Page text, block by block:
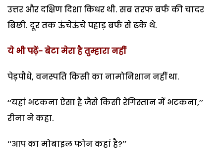
उत्तर और दक्षिण दिशा किधर थी. सब तरफ बर्फ की चादर
बिछी. दूर तक ऊंचेऊंचे पहाड़ बर्फ से ढके थे.
ये भी पढ़ें- बेटा मेरा है तुम्हारा नहीं
पेड़पौधे, वनस्पति किसी का नामोनिशान नहीं था.
‘‘यहां भटकना ऐसा है जैसे किसी रेगिस्तान में भटकना,’’
रीना ने कहा.
‘‘आप का मोबाइल फोन कहां है?’’